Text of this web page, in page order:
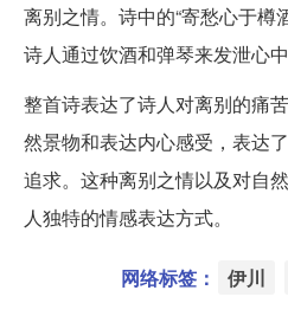
离别之情。诗中的“寄愁心于樽
诗人通过饮酒和弹琴来发泄心
整首诗表达了诗人对离别的痛
然景物和表达内心感受，表达
追求。这种离别之情以及对自
人独特的情感表达方式。
网络标签： 伊川